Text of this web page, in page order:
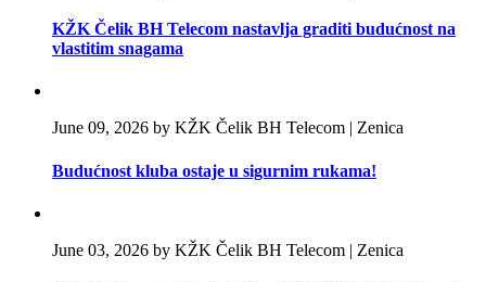
KŽK Čelik BH Telecom nastavlja graditi budućnost na
vlastitim snagama
June 09, 2026 by KŽK Čelik BH Telecom | Zenica
Budućnost kluba ostaje u sigurnim rukama!
June 03, 2026 by KŽK Čelik BH Telecom | Zenica